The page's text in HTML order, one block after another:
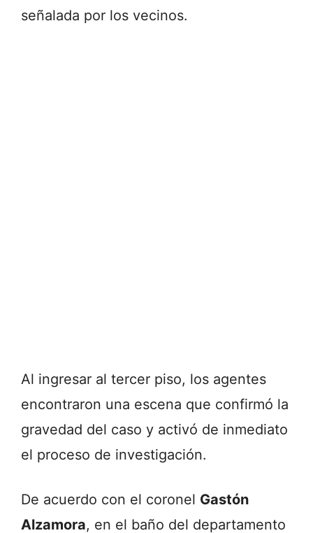
señalada por los vecinos.
Al ingresar al tercer piso, los agentes
encontraron una escena que confirmó la
gravedad del caso y activó de inmediato
el proceso de investigación.
De acuerdo con el coronel Gastón
Alzamora, en el baño del departamento